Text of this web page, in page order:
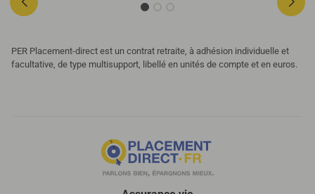
PER Placement-direct est un contrat retraite, à adhésion individuelle et
facultative, de type multisupport, libellé en unités de compte et en euros.